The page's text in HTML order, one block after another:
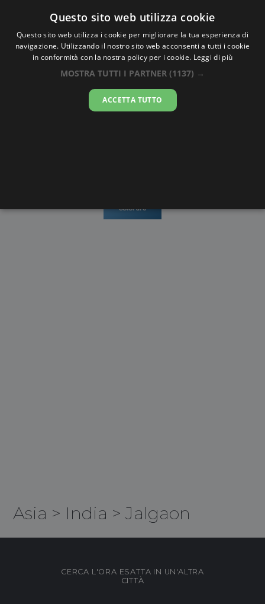
Oraesatta.co
Ora EsattaJalgaon
13:42:15
colorare
Asia > India >Jalgaon
CERCA L'ORA ESATTA IN UN'ALTRA
CITTÀ
Questo sito web utilizza cookie
Questo sito web utilizza i cookie per migliorare la tua esperienza di
navigazione. Utilizzando il nostro sito web acconsenti a tutti i cookie
in conformità con la nostra policy per i cookie. Leggi di più
MOSTRA TUTTI I PARTNER (1137) →
ACCETTA TUTTO